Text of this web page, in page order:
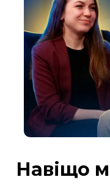
Навіщо